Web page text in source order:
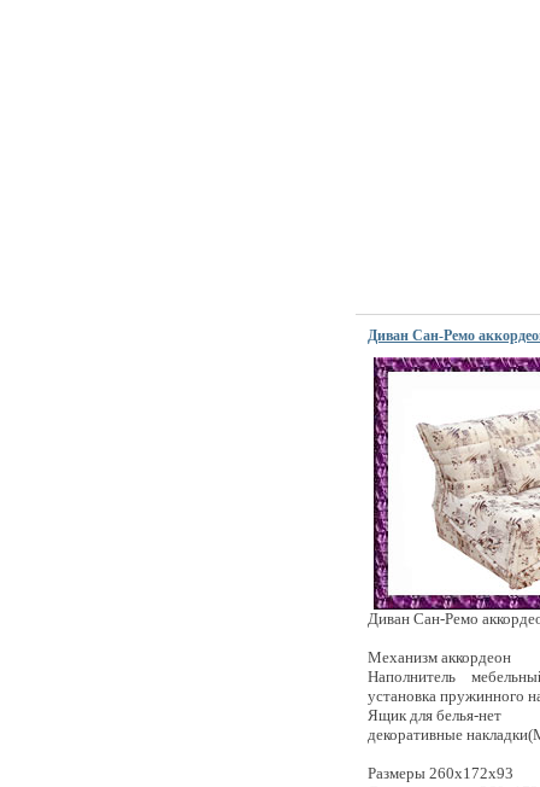
Диван Сан-Ремо
Диван Сан-Ремо
Механизм аккордеон
Наполнитель
установка пружинного
Ящик для белья-нет
декоративные
Размеры 260x172x93